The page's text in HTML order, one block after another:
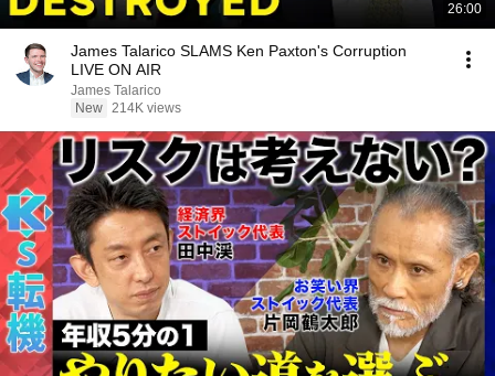
26:00
James Talarico SLAMS Ken Paxton's Corruption
LIVE ON AIR
James Talarico
New 214K views